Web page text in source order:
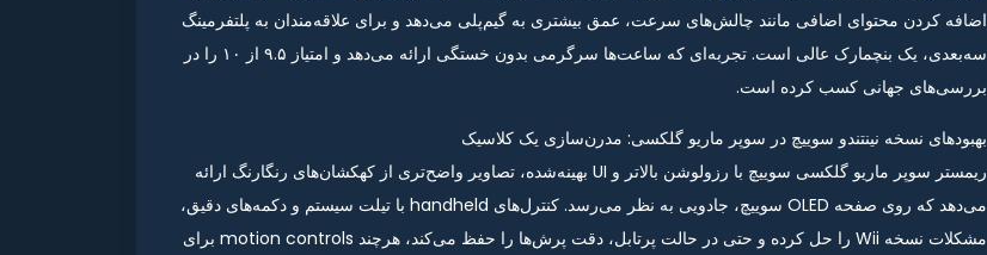
اضافه کردن محتوای اضافی مانند چالش‌های سرعت، عمق بیشتری به گیم‌پلی می‌دهد و برای علاقه‌مندان به پلتفرمینگ
سه‌بعدی، یک بنچمارک عالی است. تجربه‌ای که ساعت‌ها سرگرمی بدون خستگی ارائه می‌دهد و امتیاز ۹.۵ از ۱۰ را در
بررسی‌های جهانی کسب کرده است.
بهبودهای نسخه نینتندو سوییچ در سوپر ماریو گلکسی: مدرن‌سازی یک کلاسیک
ریمستر سوپر ماریو گلکسی سوییچ با رزولوشن بالاتر و UI بهینه‌شده، تصاویر واضح‌تری از کهکشان‌های رنگارنگ ارائه
می‌دهد که روی صفحه OLED سوییچ، جادویی به نظر می‌رسد. کنترل‌های handheld با تیلت سیستم و دکمه‌های دقیق،
مشکلات نسخه Wii را حل کرده و حتی در حالت پرتابل، دقت پرش‌ها را حفظ می‌کند، هرچند motion controls برای